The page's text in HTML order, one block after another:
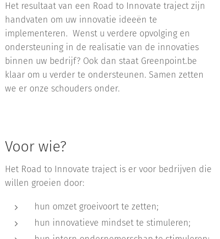
Het resultaat van een Road to Innovate traject zijn
handvaten om uw innovatie ideeën te
implementeren. Wenst u verdere opvolging en
ondersteuning in de realisatie van de innovaties
binnen uw bedrijf? Ook dan staat Greenpoint.be
klaar om u verder te ondersteunen. Samen zetten
we er onze schouders onder.
Voor wie?
Het Road to Innovate traject is er voor bedrijven die
willen groeien door:
hun omzet groeivoort te zetten;
hun innovatieve mindset te stimuleren;